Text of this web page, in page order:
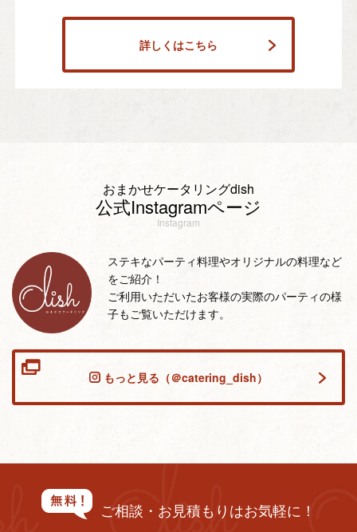
詳しくはこちら
おまかせケータリングdish
公式Instagramページ
Instagram
ステキなパーティ料理やオリジナルの料理など
をご紹介！
ご利用いただいたお客様の実際のパーティの様
子もご覧いただけます。
もっと見る（＠catering_dish）
ご相談・お見積もりはお気軽に！